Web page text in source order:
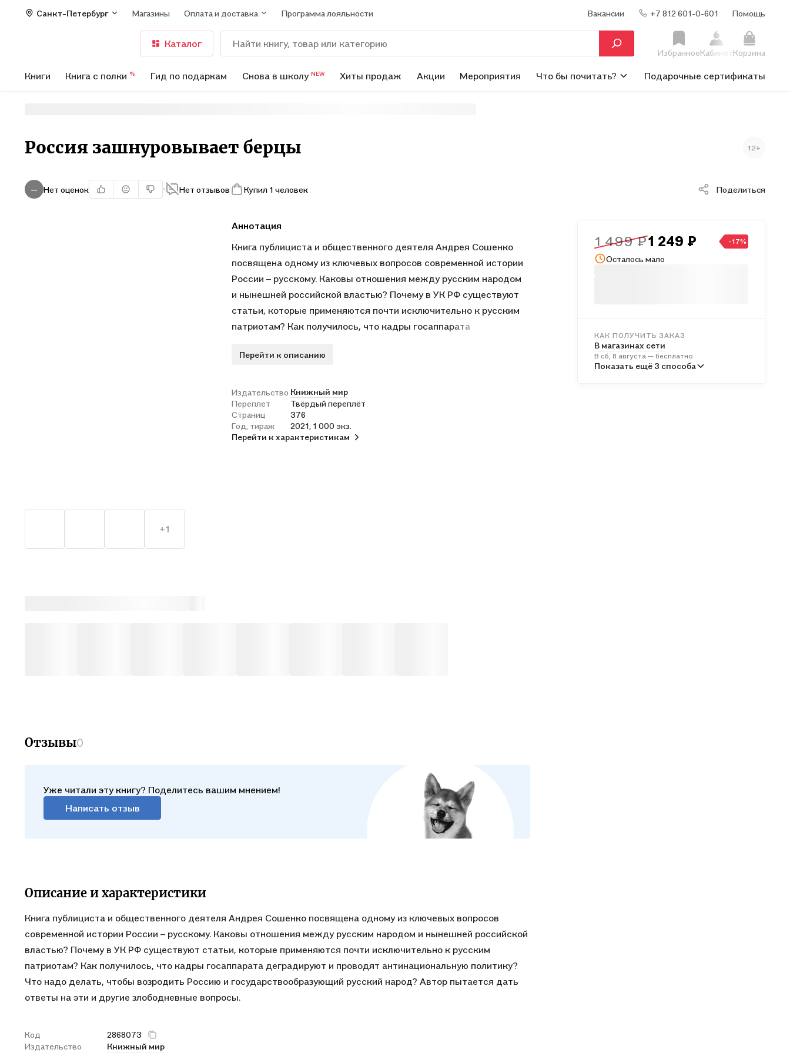
Санкт-Петербург Магазины Оплата и доставка Программа лояльности Вакансии +7 812 601-0-601 Помощь
Каталог
ИзбранноеКабинетКорзина
Книги Книга с полки % Гид по подаркам Снова в школу NEW Хиты продаж Акции Мероприятия Что бы почитать? Подарочные сертификаты
Россия зашнуровывает берцы 12+
— Нет оценок Нет отзывов Купил 1 человек Поделиться
+1
Аннотация
Книга публициста и общественного деятеля Андрея Сошенко
посвящена одному из ключевых вопросов современной истории
России – русскому. Каковы отношения между русским народом
и нынешней российской властью? Почему в УК РФ существуют
статьи, которые применяются почти исключительно к русским
патриотам? Как получилось, что кадры госаппарата
надо делать, чтобы возродить Россию и
ответы на эти и другие злободневные вопросы.
Перейти к описанию
Издательство Книжный мир
Переплет
Твёрдый переплёт
Страниц
376
Год, тираж
2021, 1 000 экз.
Перейти к характеристикам
1 499 ₽1 249 ₽ -17%
Осталось мало
КАК ПОЛУЧИТЬ ЗАКАЗ
В магазинах сети
В сб, 8 августа — бесплатно
В пунктах выдачи
Показать ещё 3 способа
Отзывы0
Уже читали эту книгу? Поделитесь вашим мнением!
Написать отзыв
Описание и характеристики
Книга публициста и общественного деятеля Андрея Сошенко посвящена одному из ключевых вопросов
современной истории России – русскому. Каковы отношения между русским народом и нынешней российской
властью? Почему в УК РФ существуют статьи, которые применяются почти исключительно к русским
патриотам? Как получилось, что кадры госаппарата деградируют и проводят антинациональную политику?
Что надо делать, чтобы возродить Россию и государствообразующий русский народ? Автор пытается дать
ответы на эти и другие злободневные вопросы.
Код
2868073
Издательство
Книжный мир